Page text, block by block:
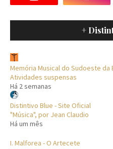
+
Memória Musical do Sudoeste da
Atividades suspensas
Há 2 semanas
Distintivo Blue - Site Oficial
"Música", por Jean Claudio
Há um mês
I. Malforea - O Artecete